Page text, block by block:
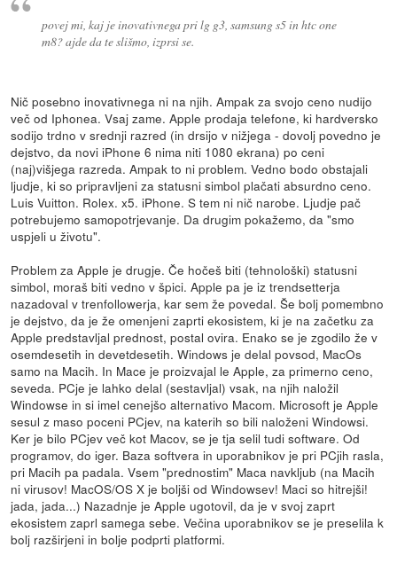
povej mi, kaj je inovativnega pri lg g3, samsung s5 in htc one
m8? ajde da te slišmo, izprsi se.
Nič posebno inovativnega ni na njih. Ampak za svojo ceno nudijo
več od Iphonea. Vsaj zame. Apple prodaja telefone, ki hardversko
sodijo trdno v srednji razred (in drsijo v nižjega - dovolj povedno je
dejstvo, da novi iPhone 6 nima niti 1080 ekrana) po ceni
(naj)višjega razreda. Ampak to ni problem. Vedno bodo obstajali
ljudje, ki so pripravljeni za statusni simbol plačati absurdno ceno.
Luis Vuitton. Rolex. x5. iPhone. S tem ni nič narobe. Ljudje pač
potrebujemo samopotrjevanje. Da drugim pokažemo, da "smo
uspjeli u životu".
Problem za Apple je drugje. Če hočeš biti (tehnološki) statusni
simbol, moraš biti vedno v špici. Apple pa je iz trendsetterja
nazadoval v trenfollowerja, kar sem že povedal. Še bolj pomembno
je dejstvo, da je že omenjeni zaprti ekosistem, ki je na začetku za
Apple predstavljal prednost, postal ovira. Enako se je zgodilo že v
osemdesetih in devetdesetih. Windows je delal povsod, MacOs
samo na Macih. In Mace je proizvajal le Apple, za primerno ceno,
seveda. PCje je lahko delal (sestavljal) vsak, na njih naložil
Windowse in si imel cenejšo alternativo Macom. Microsoft je Apple
sesul z maso poceni PCjev, na katerih so bili naloženi Windowsi.
Ker je bilo PCjev več kot Macov, se je tja selil tudi software. Od
programov, do iger. Baza softvera in uporabnikov je pri PCjih rasla,
pri Macih pa padala. Vsem "prednostim" Maca navkljub (na Macih
ni virusov! MacOS/OS X je boljši od Windowsev! Maci so hitrejši!
jada, jada...) Nazadnje je Apple ugotovil, da je v svoj zaprt
ekosistem zaprl samega sebe. Večina uporabnikov se je preselila k
bolj razširjeni in bolje podprti platformi.